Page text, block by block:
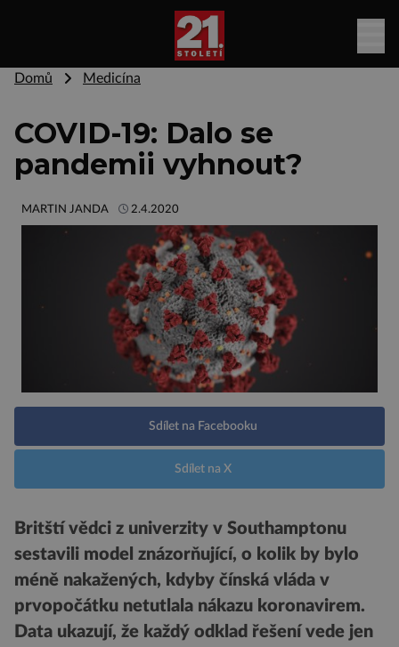
Domů Medicína
COVID-19: Dalo se
pandemii vyhnout?
MARTIN JANDA 2.4.2020
Sdílet na Facebooku
Sdílet na X
Britští vědci z univerzity v Southamptonu
sestavili model znázorňující, o kolik by bylo
méně nakažených, kdyby čínská vláda v
prvopočátku netutlala nákazu koronavirem.
Data ukazují, že každý odklad řešení vede jen